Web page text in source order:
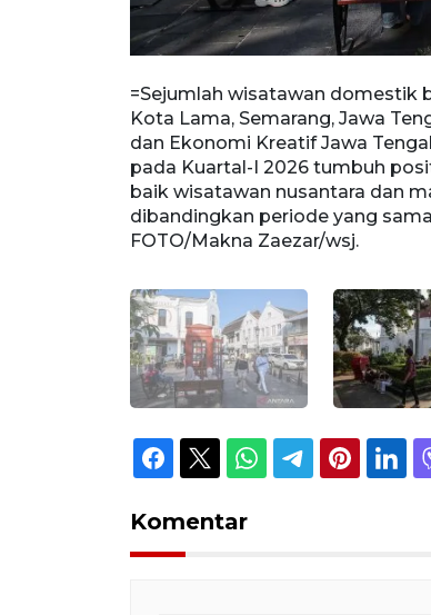
=Sejumlah wisatawan domestik
Kota Lama, Semarang, Jawa
dan Ekonomi Kreatif Jawa
pada Kuartal-I 2026 tumbuh
baik wisatawan nusantara dan
dibandingkan periode yang
FOTO/Makna Zaezar/wsj.
Komentar